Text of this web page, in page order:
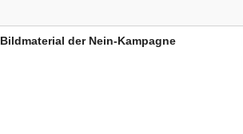
Bildmaterial der Nein-Kampagne